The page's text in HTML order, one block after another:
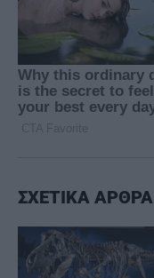
ΣΧΕΤΙΚΑ ΑΡΘΡΑ